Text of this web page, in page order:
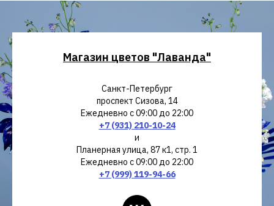
Магазин цветов "Лаванда"
Санкт-Петербург
проспект Сизова, 14
Ежедневно с 09:00 до 22:00
+7 (931) 210-10-24
и
Планерная улица, 87 к1, стр. 1
Ежедневно с 09:00 до 22:00
+7 (999) 119-94-66